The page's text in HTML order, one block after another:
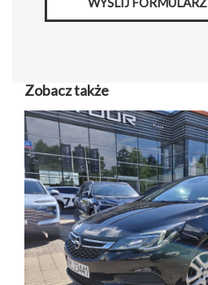
Zobacz także